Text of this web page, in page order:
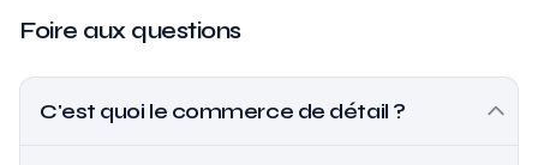
Foire aux questions
C'est quoi le commerce de détail ?